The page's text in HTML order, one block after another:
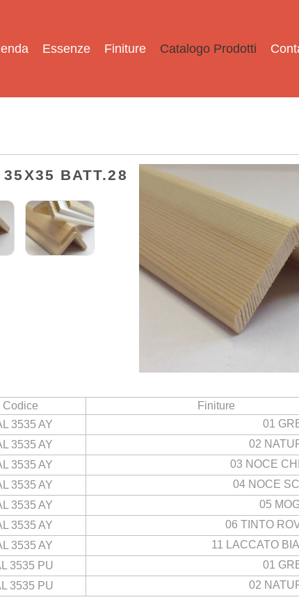
Essenze Finiture Catalogo Prodotti
BATT.28
Codice
Finiture
3535 AY
01
3535 AY
02
3535 AY
03 NOCE
3535 AY
04 NOCE
3535 AY
05
3535 AY
06 TINTO
3535 AY
11 LACCATO
3535 PU
01
3535 PU 02